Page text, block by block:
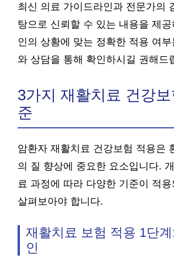
최신 의료 가이드라인과 전문가의
탕으로 신뢰할 수 있는 내용을 제
인의 상황에 맞는 정확한 적용 여
와 상담을 통해 확인하시길 권해드
3가지 재활치료 건강
준
암환자 재활치료 건강보험 적용은
의 질 향상에 중요한 요소입니다.
료 과정에 따라 다양한 기준이 적
살펴보아야 합니다.
재활치료 보험 적용 1단
인